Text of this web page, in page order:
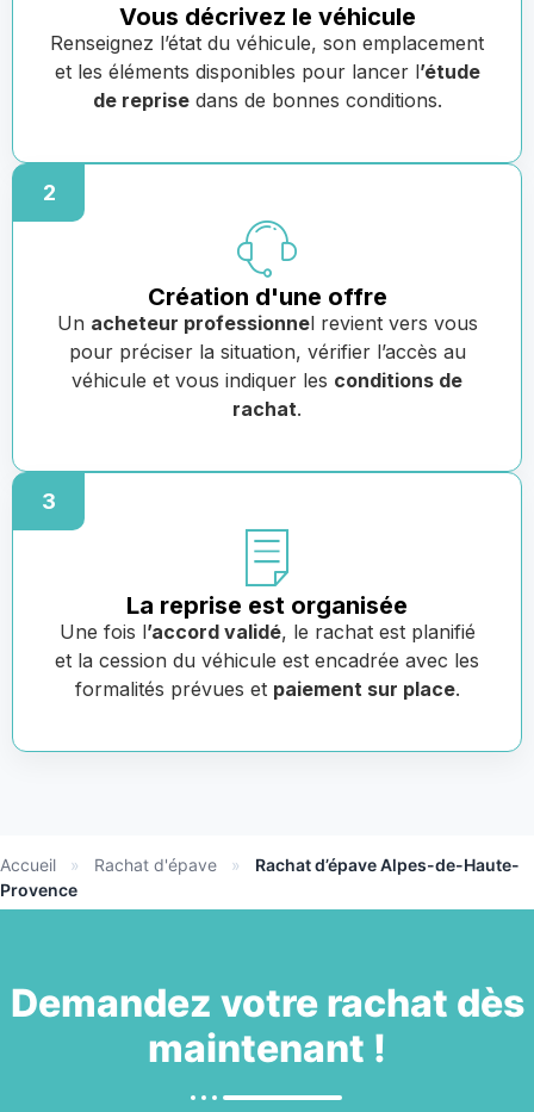
Vous décrivez le véhicule
Renseignez l’état du véhicule, son emplacement
et les éléments disponibles pour lancer l’étude
de reprisedans de bonnes conditions.
2
Création d'une offre
Un acheteur professionnel revient vers vous
pour préciser la situation, vérifier l’accès au
véhicule et vous indiquer les conditions de
rachat.
3
La reprise est organisée
Une fois l’accord validé, le rachat est planifié
et la cession du véhicule est encadrée avec les
formalités prévues et paiement sur place.
Accueil » Rachat d'épave »
Rachat d’épave Alpes-de-Haute-
Provence
Demandez votre rachat dès
maintenant !